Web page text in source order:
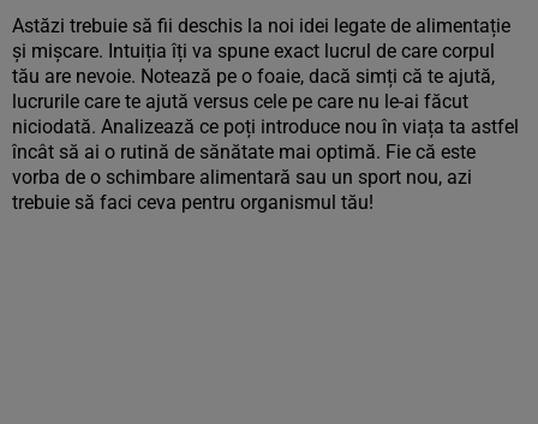
Astăzi trebuie să fii deschis la noi idei legate de alimentație
și mișcare. Intuiția îți va spune exact lucrul de care corpul
tău are nevoie. Notează pe o foaie, dacă simți că te ajută,
lucrurile care te ajută versus cele pe care nu le-ai făcut
niciodată. Analizează ce poți introduce nou în viața ta astfel
încât să ai o rutină de sănătate mai optimă. Fie că este
vorba de o schimbare alimentară sau un sport nou, azi
trebuie să faci ceva pentru organismul tău!